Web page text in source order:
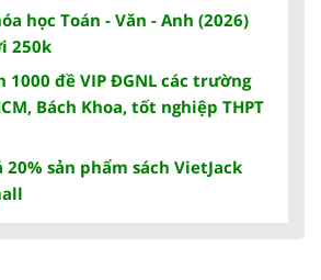
học Toán - Văn - Anh (2026)
250k
1000 đề VIP ĐGNL các trường
Bách Khoa, tốt nghiệp THPT
20% sản phẩm sách VietJack